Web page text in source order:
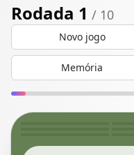
Rodada 1 / 10
Novo jogo
Memória
Bloco de cor